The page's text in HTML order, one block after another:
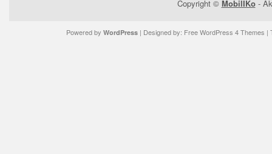
Copyright © MobilIKo-
Powered by WordPress| Designed by: Free WordPress 4 Themes |